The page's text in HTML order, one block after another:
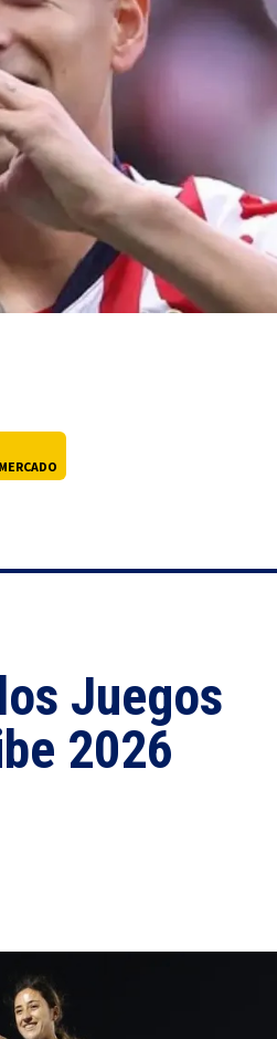
Juegos
2026